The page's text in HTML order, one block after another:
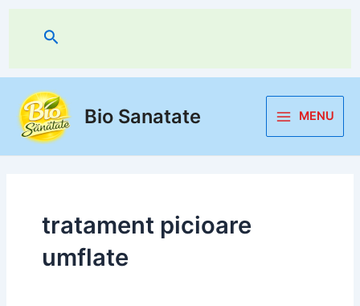
Skip
Search
Bio Sanatate
Main
MENU
tratament picioare
umflate